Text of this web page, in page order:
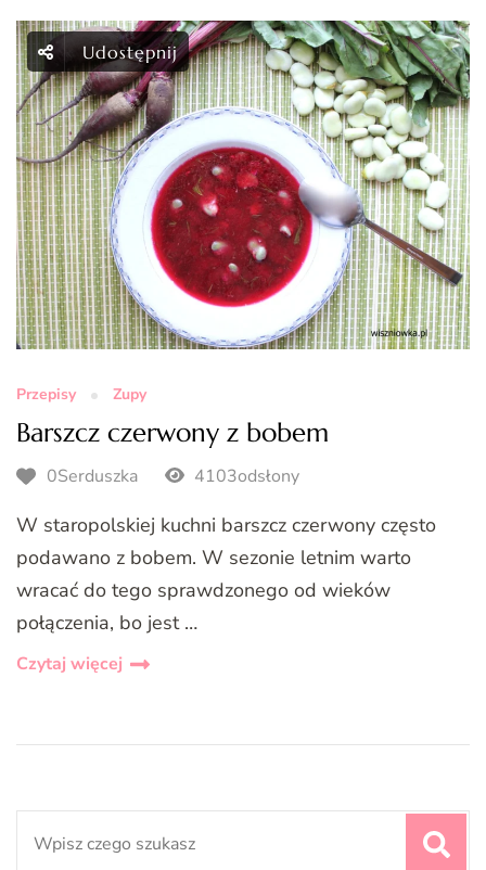
Udostępnij
Przepisy Zupy
Barszcz czerwony z bobem
0Serduszka 4103odsłony
W staropolskiej kuchni barszcz czerwony często
podawano z bobem. W sezonie letnim warto
wracać do tego sprawdzonego od wieków
połączenia, bo jest …
Czytaj więcej